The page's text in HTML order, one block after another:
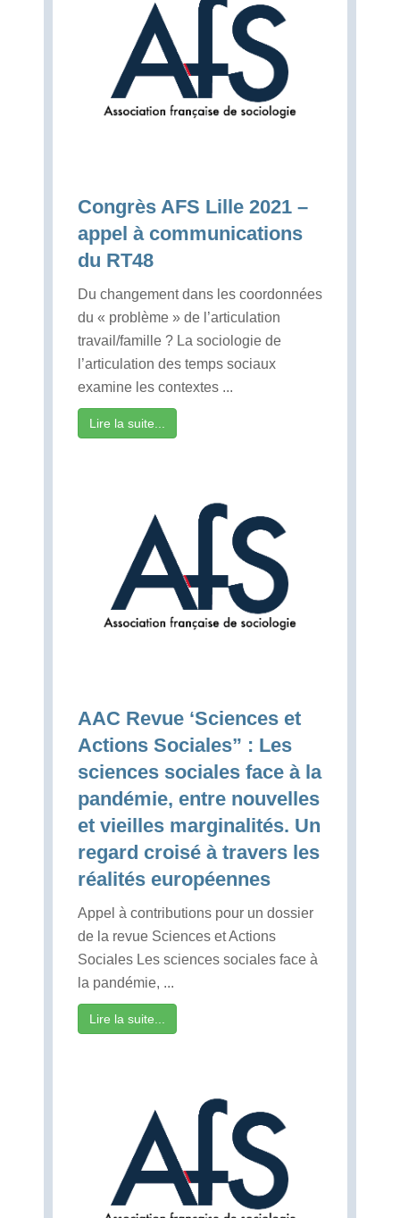
Congrès AFS Lille 2021 –
appel à communications
du RT48
Du changement dans les coordonnées
du « problème » de l’articulation
travail/famille ? La sociologie de
l’articulation des temps sociaux
examine les contextes ...
Lire la suite...
AAC Revue ‘Sciences et
Actions Sociales” : Les
sciences sociales face à la
pandémie, entre nouvelles
et vieilles marginalités. Un
regard croisé à travers les
réalités européennes
Appel à contributions pour un dossier
de la revue Sciences et Actions
Sociales Les sciences sociales face à
la pandémie, ...
Lire la suite...